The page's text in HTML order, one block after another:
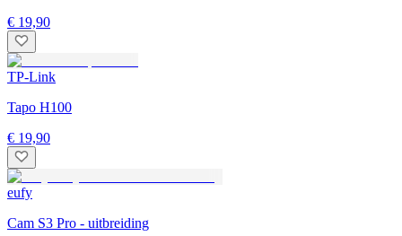
€ 19,90
TP-Link
Tapo H100
€ 19,90
eufy
Cam S3 Pro - uitbreiding